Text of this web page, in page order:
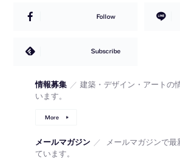
Follow
Subscribe
情報募集 ／ 建築・デザイン・アートの
います。
More
メールマガジン ／
メールマガジンで
ています。